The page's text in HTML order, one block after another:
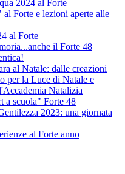
2024 al Forte
Forte e lezioni aperte alle
al Forte
il Forte 48
al Natale: dalle creazioni
per la Luce di Natale e
Natalizia
a scuola" Forte 48
2023: una giornata
al Forte anno